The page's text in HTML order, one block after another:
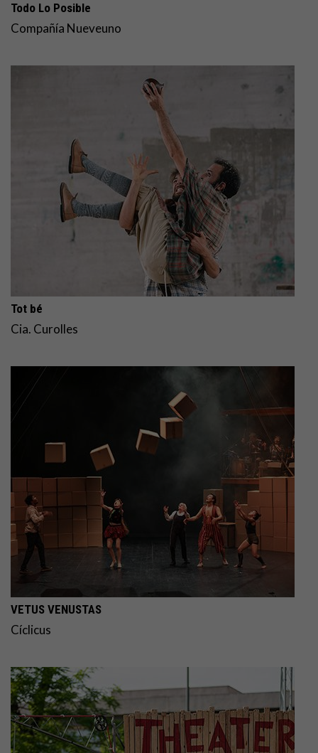
Todo Lo Posible
Compañía Nueveuno
Tot bé
Cia. Curolles
VETUS VENUSTAS
Cíclicus